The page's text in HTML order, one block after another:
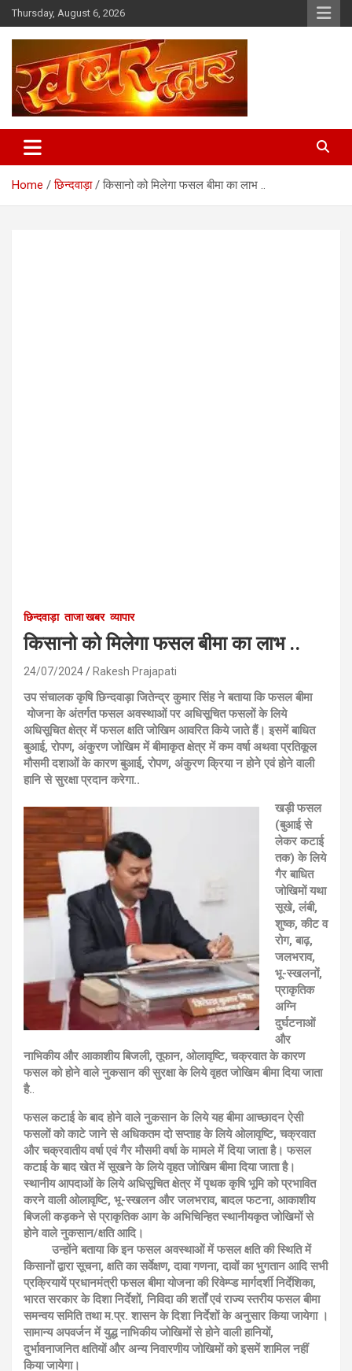
Skip
to
content
Thursday, August 6, 2026
Khabar Dwar
Home छिन्दवाड़ा किसानो को मिलेगा फसल बीमा का लाभ ..
छिन्दवाड़ा ताजा खबर व्यापार
किसानो को मिलेगा फसल बीमा का लाभ ..
24/07/2024 Rakesh Prajapati
उप संचालक कृषि छिन्दवाड़ा जितेन्द्र कुमार सिंह ने बताया कि फसल बीमा
योजना के अंतर्गत फसल अवस्थाओं पर अधिसूचित फसलों के लिये
अधिसूचित क्षेत्र में फसल क्षति जोखिम आवरित किये जाते हैं। इसमें बाधित
बुआई, रोपण, अंकुरण जोखिम में बीमाकृत क्षेत्र में कम वर्षा अथवा प्रतिकूल
मौसमी दशाओं के कारण बुआई, रोपण, अंकुरण क्रिया न होने एवं होने वाली
हानि से सुरक्षा प्रदान करेगा..
खड़ी फसल
(बुआई से
लेकर कटाई
तक) के लिये
गैर बाधित
जोखिमों यथा
सूखे, लंबी,
शुष्क, कीट व
रोग, बाढ़,
जलभराव,
भू-स्खलनों,
प्राकृतिक
अग्नि
दुर्घटनाओं
और
नाभिकीय और आकाशीय बिजली, तूफान, ओलावृष्टि, चक्रवात के कारण
फसल को होने वाले नुकसान की सुरक्षा के लिये वृहत जोखिम बीमा दिया जाता
है..
फसल कटाई के बाद होने वाले नुकसान के लिये यह बीमा आच्छादन ऐसी
फसलों को काटे जाने से अधिकतम दो सप्ताह के लिये ओलावृष्टि, चक्रवात
और चक्रवातीय वर्षा एवं गैर मौसमी वर्षा के मामले में दिया जाता है। फसल
कटाई के बाद खेत में सूखने के लिये वृहत जोखिम बीमा दिया जाता है।
स्थानीय आपदाओं के लिये अधिसूचित क्षेत्र में पृथक कृषि भूमि को प्रभावित
करने वाली ओलावृष्टि, भू-स्खलन और जलभराव, बादल फटना, आकाशीय
बिजली कड़कने से प्राकृतिक आग के अभिचिन्हित स्थानीयकृत जोखिमों से
होने वाले नुकसान/क्षति आदि।
उन्होंने बताया कि इन फसल अवस्थाओं में फसल क्षति की स्थिति में
किसानों द्वारा सूचना, क्षति का सर्वेक्षण, दावा गणना, दावों का भुगतान आदि सभी
प्रक्रियायें प्रधानमंत्री फसल बीमा योजना की रिवेम्प्ड मार्गदर्शी निर्देशिका,
भारत सरकार के दिशा निर्देशों, निविदा की शर्तों एवं राज्य स्तरीय फसल बीमा
समन्वय समिति तथा म.प्र. शासन के दिशा निर्देशों के अनुसार किया जायेगा ।
सामान्य अपवर्जन में युद्ध नाभिकीय जोखिमों से होने वाली हानियों,
दुर्भावनाजनित क्षतियों और अन्य निवारणीय जोखिमों को इसमें शामिल नहीं
किया जायेगा।